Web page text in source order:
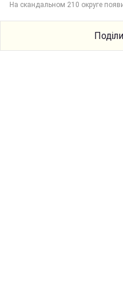
На скандальном 210 округе